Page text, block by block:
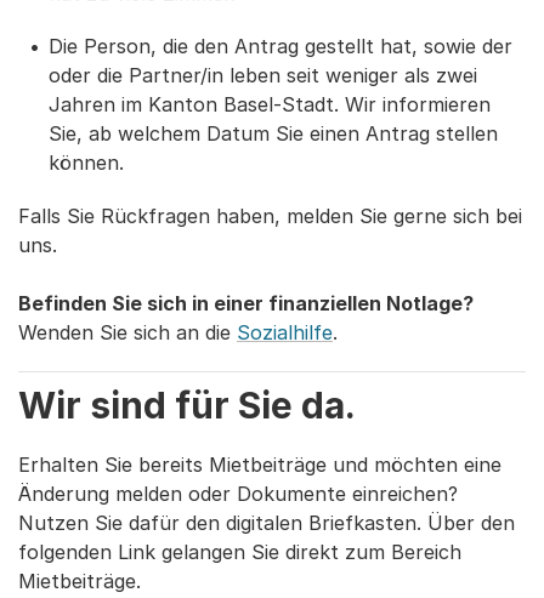
Die Person, die den Antrag gestellt hat, sowie der
oder die Partner/in leben seit weniger als zwei
Jahren im Kanton Basel-Stadt. Wir informieren
Sie, ab welchem Datum Sie einen Antrag stellen
können.
Falls Sie Rückfragen haben, melden Sie gerne sich bei
uns.
Befinden Sie sich in einer finanziellen Notlage?
Wenden Sie sich an die Sozialhilfe.
Wir sind für Sie da.
Erhalten Sie bereits Mietbeiträge und möchten eine
Änderung melden oder Dokumente einreichen?
Nutzen Sie dafür den digitalen Briefkasten. Über den
folgenden Link gelangen Sie direkt zum Bereich
Mietbeiträge.